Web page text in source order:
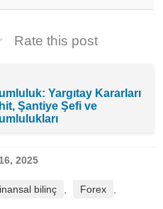
almamak ve piyasa
etmek gibi
Rate this post
Yargıtay Kararları
Şantiye Şefi ve
2025
bilinç Forex